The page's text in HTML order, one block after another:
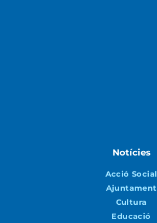
Notícies
Acció Social
Ajuntament
Cultura
Educació